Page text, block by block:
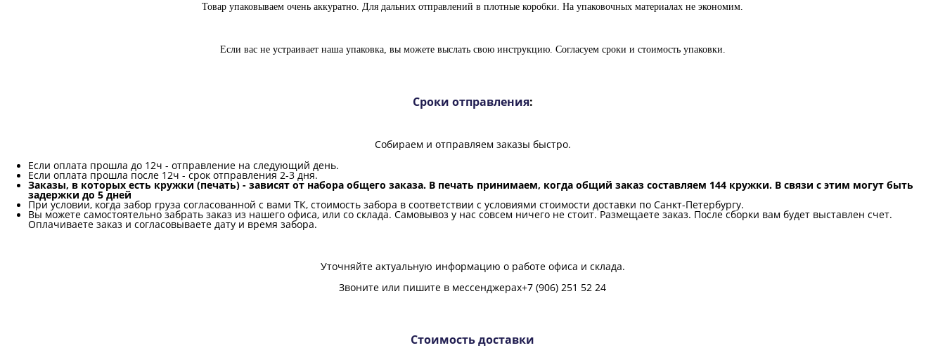
Товар упаковываем очень аккуратно. Для дальних отправлений в плотные коробки. На упаковочных материалах не экономим.
Если вас не устраивает наша упаковка, вы можете выслать свою инструкцию. Согласуем сроки и стоимость упаковки.
Сроки отправления:
Собираем и отправляем заказы быстро.
Если оплата прошла до 12ч - отправление на следующий день.
Если оплата прошла после 12ч - срок отправления 2-3 дня.
Заказы, в которых есть кружки (печать) - зависят от набора общего заказа. В печать принимаем, когда общий заказ составляем 144 кружки. В связи с этим могут быть
задержки до 5 дней
При условии, когда забор груза согласованной с вами ТК, стоимость забора в соответствии с условиями стоимости доставки по Санкт-Петербургу.
Вы можете самостоятельно забрать заказ из нашего офиса, или со склада. Самовывоз у нас совсем ничего не стоит. Размещаете заказ. После сборки вам будет выставлен счет.
Оплачиваете заказ и согласовываете дату и время забора.
Уточняйте актуальную информацию о работе офиса и склада.
Звоните или пишите в мессенджерах+7 (906) 251 52 24
Стоимость доставки